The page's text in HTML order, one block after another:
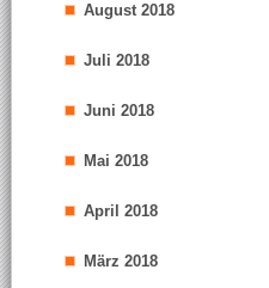
August 2018
Juli 2018
Juni 2018
Mai 2018
April 2018
März 2018